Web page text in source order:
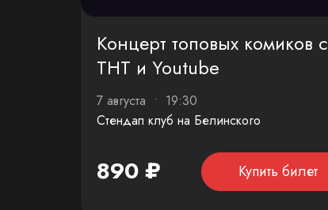
Концерт топовых комиков с
ТНТ и Youtube
7 августа • 19:30
Стендап клуб на Белинского
890 ₽ Купить билет